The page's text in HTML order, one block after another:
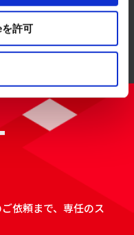
許可
依頼まで、専任のス